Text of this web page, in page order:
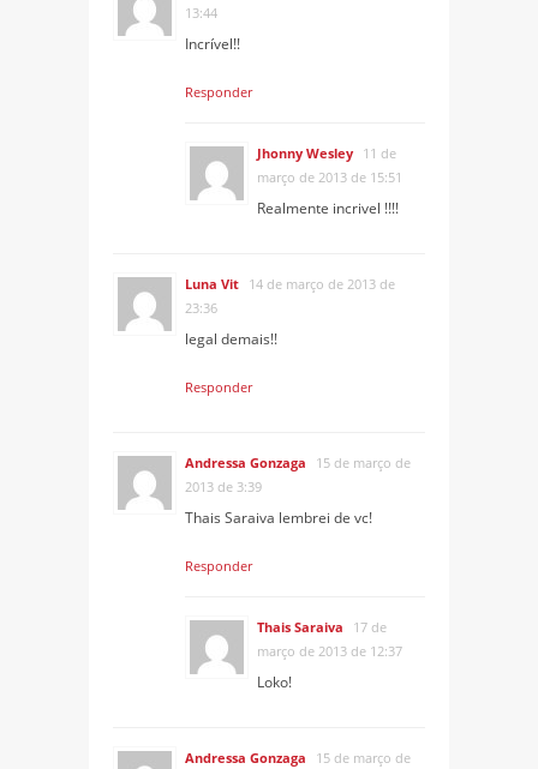
13:44
Incrível!!
Responder
Jhonny Wesley 11 de
março de 2013 de 15:51
Realmente incrivel !!!!
Luna Vit 14 de março de 2013 de
23:36
legal demais!!
Responder
Andressa Gonzaga
15 de março de
2013 de 3:39
Thais Saraiva lembrei de vc!
Responder
Thais Saraiva
17 de
março de 2013 de 12:37
Loko!
Andressa Gonzaga
15 de março de